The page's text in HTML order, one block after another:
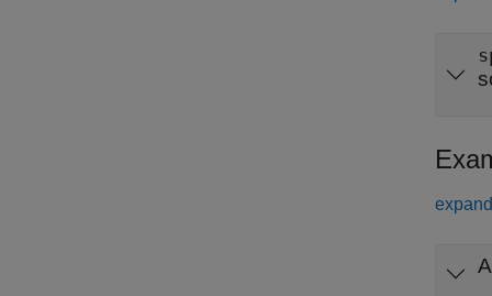
expand